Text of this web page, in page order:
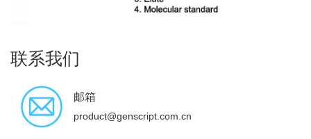
联系我们
邮箱
product@genscript.com.cn